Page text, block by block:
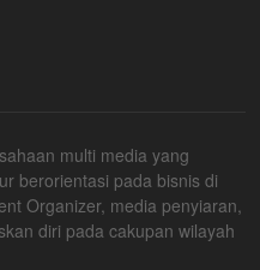
multi media yang
berorientasi pada bisnis di
Organizer, media penyiaran,
diri pada cakupan wilayah